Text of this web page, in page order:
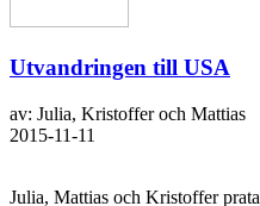
Utvandringen till USA
av: Julia, Kristoffer och Mattias
2015-11-11
Julia, Mattias och Kristoffer